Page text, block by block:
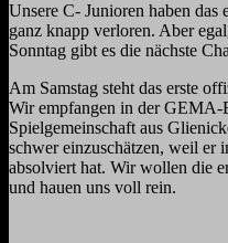
Unsere C- Junioren haben das
ganz knapp verloren. Aber
Sonntag gibt es die nächste
Am Samstag steht das erste
Wir empfangen in der GEMA-
Spielgemeinschaft aus
schwer einzuschätzen, weil er
absolviert hat. Wir wollen die
und hauen uns voll rein.